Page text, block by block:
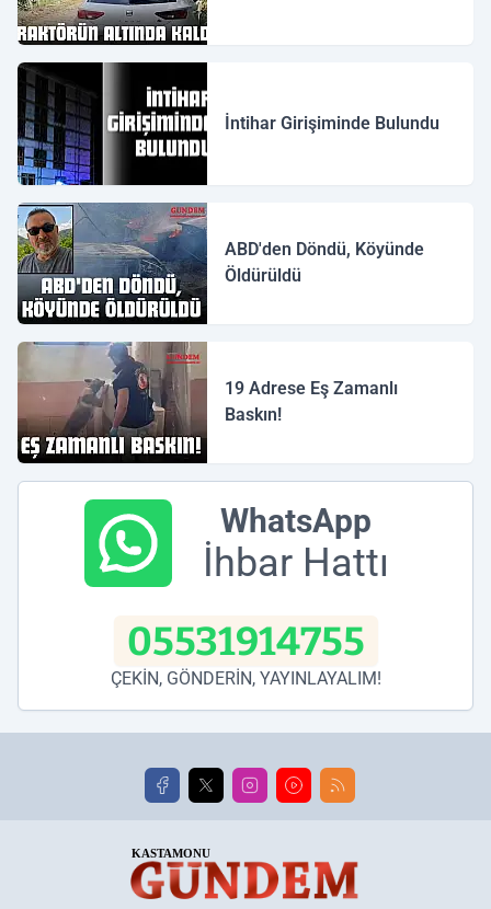
İntihar Girişiminde Bulundu
ABD'den Döndü, Köyünde
Öldürüldü
19 Adrese Eş Zamanlı
Baskın!
WhatsApp
İhbar Hattı
05531914755
ÇEKİN, GÖNDERİN, YAYINLAYALIM!